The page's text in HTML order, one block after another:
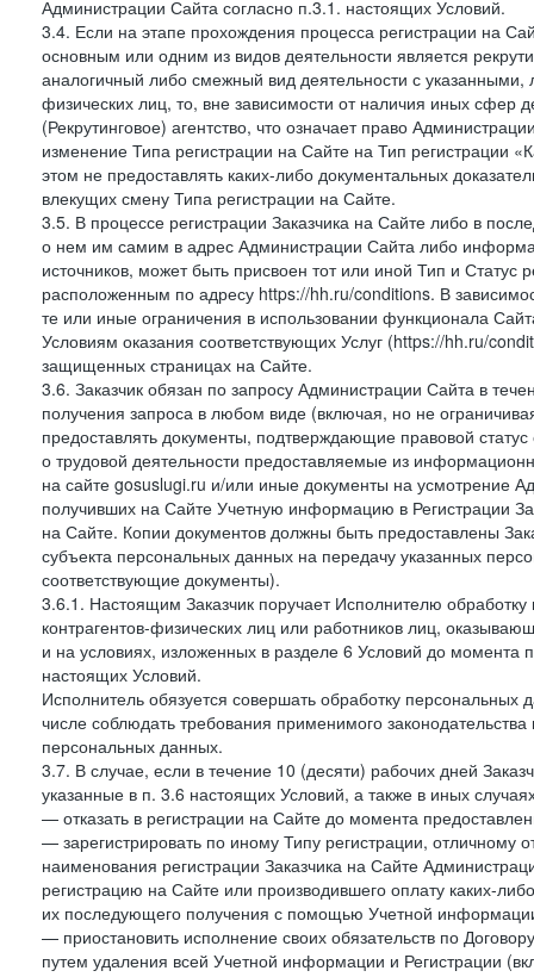
Администрации Сайта согласно п.3.1. настоящих Условий.
3.4. Если на этапе прохождения процесса регистрации на
основным или одним из видов деятельности является
аналогичный либо смежный вид деятельности с
физических лиц, то, вне зависимости от наличия иных сфер
(Рекрутинговое) агентство, что означает право
изменение Типа регистрации на Сайте на Тип регистрации
этом не предоставлять каких-либо документальных
влекущих смену Типа регистрации на Сайте.
3.5. В процессе регистрации Заказчика на Сайте либо в
о нем им самим в адрес Администрации Сайта либо
источников, может быть присвоен тот или иной Тип и
расположенным по адресу https://hh.ru/conditions. В
те или иные ограничения в использовании функционала
Условиям оказания соответствующих Услуг (https://hh.ru/
защищенных страницах на Сайте.
3.6. Заказчик обязан по запросу Администрации Сайта в
получения запроса в любом виде (включая, но не
предоставлять документы, подтверждающие правовой
о трудовой деятельности предоставляемые из
на сайте gosuslugi.ru и/или иные документы на усмотрение
получивших на Сайте Учетную информацию в Регистрации
на Сайте. Копии документов должны быть предоставлены
субъекта персональных данных на передачу указанных
соответствующие документы).
3.6.1. Настоящим Заказчик поручает Исполнителю
контрагентов-физических лиц или работников лиц,
и на условиях, изложенных в разделе 6 Условий до момента
настоящих Условий.
Исполнитель обязуется совершать обработку
числе соблюдать требования применимого
персональных данных.
3.7. В случае, если в течение 10 (десяти) рабочих дней
указанные в п. 3.6 настоящих Условий, а также в иных
— отказать в регистрации на Сайте до момента
— зарегистрировать по иному Типу регистрации, отличному
наименования регистрации Заказчика на Сайте
регистрацию на Сайте или производившего оплату каких-
их последующего получения с помощью Учетной
— приостановить исполнение своих обязательств по
путем удаления всей Учетной информации и Регистрации